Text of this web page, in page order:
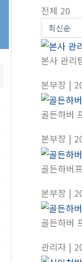
전체 20
본사 관리
본부장 |
골든하버
본부장 |
골든하버
본부장 |
골든하버
관리자 |